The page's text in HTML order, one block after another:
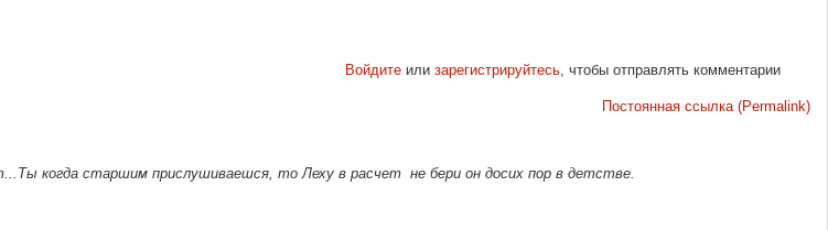
Войдитеили зарегистрируйтесь, чтобы отправлять комментарии
Постоянная ссылка (Permalink)
когда старшим прислушиваешся, то Леху в расчет не бери он досих пор в детстве.